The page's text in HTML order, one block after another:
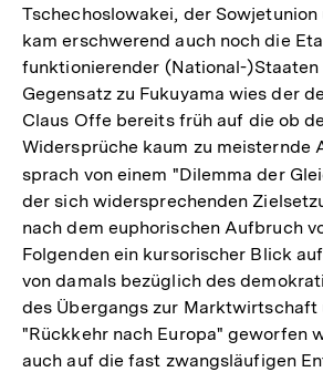
Tschechoslowakei, der
kam erschwerend auch noch die
funktionierender (National-)Staaten
Gegensatz zu Fukuyama wies der
Claus Offe bereits früh auf die ob
Widersprüche kaum zu meisternde
sprach von einem "Dilemma der
der sich widersprechenden
nach dem euphorischen Aufbruch
Folgenden ein kursorischer Blick
von damals bezüglich des
des Übergangs zur Marktwirtschaft
"Rückkehr nach Europa" geworfen
auch auf die fast zwangsläufigen